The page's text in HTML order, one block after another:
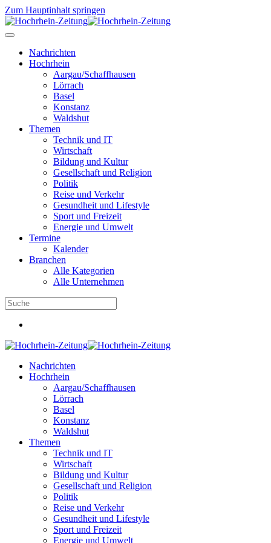
Zum Hauptinhalt springen
Nachrichten
Hochrhein
Aargau/Schaffhausen
Lörrach
Basel
Konstanz
Waldshut
Themen
Technik und IT
Wirtschaft
Bildung und Kultur
Gesellschaft und Religion
Politik
Reise und Verkehr
Gesundheit und Lifestyle
Sport und Freizeit
Energie und Umwelt
Termine
Kalender
Branchen
Alle Kategorien
Alle Unternehmen
Nachrichten
Hochrhein
Aargau/Schaffhausen
Lörrach
Basel
Konstanz
Waldshut
Themen
Technik und IT
Wirtschaft
Bildung und Kultur
Gesellschaft und Religion
Politik
Reise und Verkehr
Gesundheit und Lifestyle
Sport und Freizeit
Energie und Umwelt